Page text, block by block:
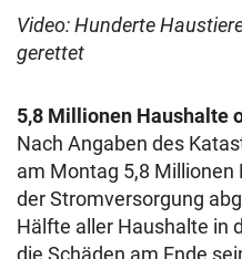
Video: Hunderte
gerettet
5,8 Millionen Haushalte
Nach Angaben des
am Montag 5,8 Millionen
der Stromversorgung
Hälfte aller Haushalte in